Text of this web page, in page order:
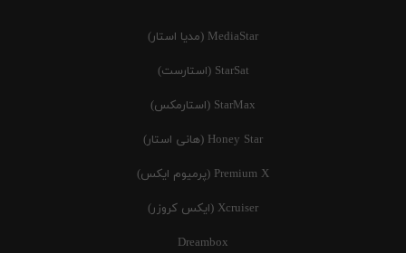
MediaStar (مدیا استار)
StarSat (استارست)
StarMax (استارمکس)
Honey Star (هانی استار)
Premium X (پرمیوم ایکس)
Xcruiser (ایکس کروزر)
Dreambox